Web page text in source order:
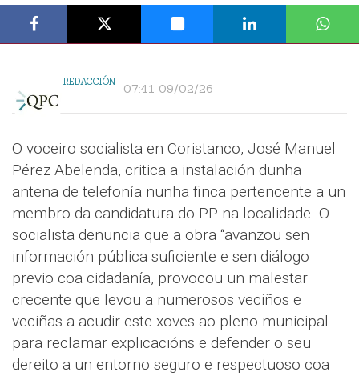
REDACCIÓN 07:41 09/02/26
O voceiro socialista en Coristanco, José Manuel
Pérez Abelenda, critica a instalación dunha
antena de telefonía nunha finca pertencente a un
membro da candidatura do PP na localidade. O
socialista denuncia que a obra “avanzou sen
información pública suficiente e sen diálogo
previo coa cidadanía, provocou un malestar
crecente que levou a numerosos veciños e
veciñas a acudir este xoves ao pleno municipal
para reclamar explicacións e defender o seu
dereito a un entorno seguro e respectuoso coa